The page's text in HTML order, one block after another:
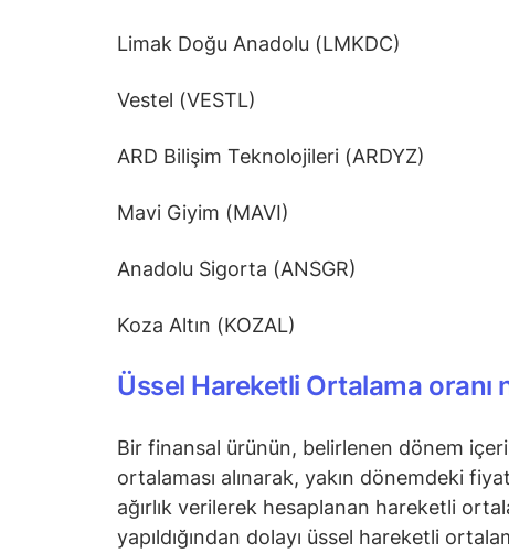
Limak Doğu Anadolu (LMKDC)
Vestel (VESTL)
ARD Bilişim Teknolojileri (ARDYZ)
Mavi Giyim (MAVI)
Anadolu Sigorta (ANSGR)
Koza Altın (KOZAL)
Üssel Hareketli Ortalama oranı
Bir finansal ürünün, belirlenen dönem
ortalaması alınarak, yakın dönemdeki
ağırlık verilerek hesaplanan hareketli
yapıldığından dolayı üssel hareketli